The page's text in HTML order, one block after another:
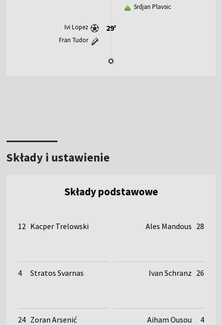
Srdjan Plavsic
29'
Ivi Lopez
Fran Tudor
Składy i ustawienie
Składy podstawowe
12 Kacper Trelowski
4 Stratos Svarnas
24 Zoran Arsenić
Ales Mandous 28
Ivan Schranz 26
Aiham Ousou 4